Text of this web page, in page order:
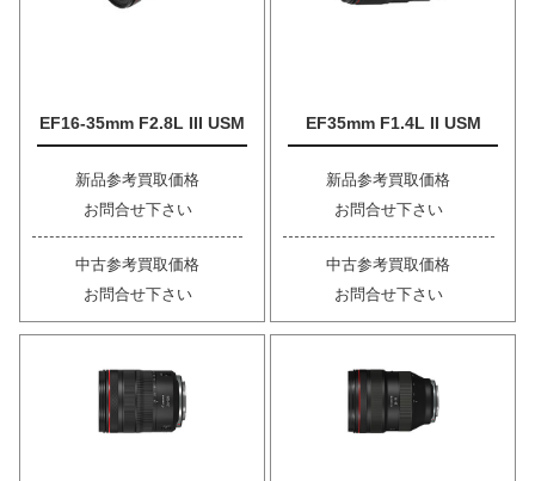
EF16-35mm F2.8L III USM
新品参考買取価格
お問合せ下さい
中古参考買取価格
お問合せ下さい
EF35mm F1.4L II USM
新品参考買取価格
お問合せ下さい
中古参考買取価格
お問合せ下さい